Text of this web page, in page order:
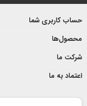
حساب کاربری شما
محصول‌ها
شرکت ما
اعتماد به ما